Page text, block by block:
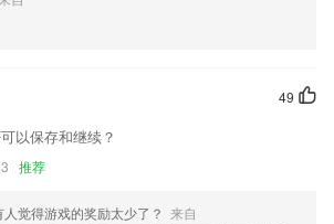
49
以保存和继续？
推荐
人觉得游戏的奖励太少了？ 来自